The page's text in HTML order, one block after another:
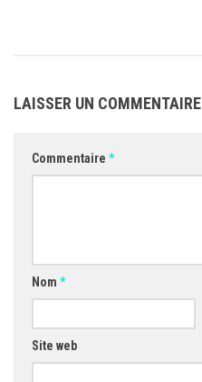
LAISSER UN COMMENTAIRE
Commentaire *
Nom *
Site web